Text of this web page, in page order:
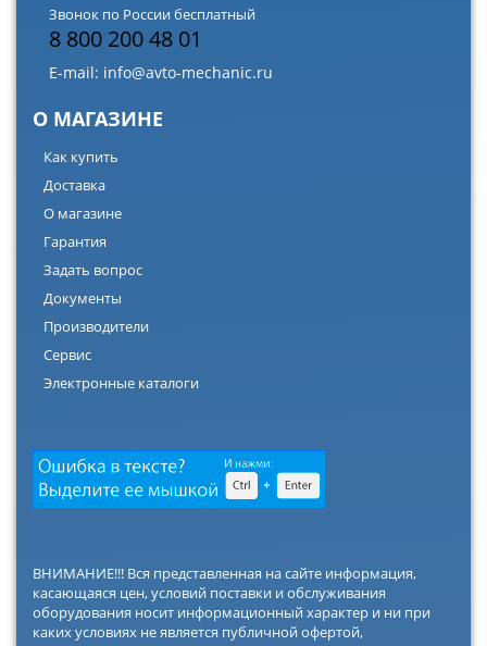
Звонок по России бесплатный
8 800 200 48 01
E-mail: info@avto-mechanic.ru
О МАГАЗИНЕ
Как купить
Доставка
О магазине
Гарантия
Задать вопрос
Документы
Производители
Сервис
Электронные каталоги
ВНИМАНИЕ!!! Вся представленная на сайте информация,
касающаяся цен, условий поставки и обслуживания
оборудования носит информационный характер и ни при
каких условиях не является публичной офертой,